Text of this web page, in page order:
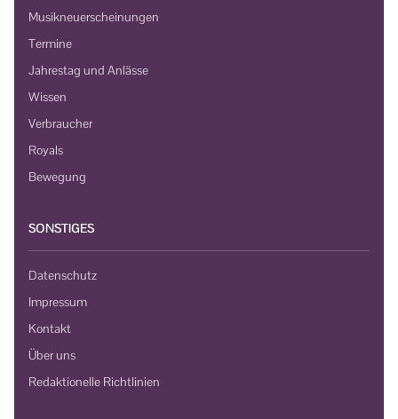
Musikneuerscheinungen
Termine
Jahrestag und Anlässe
Wissen
Verbraucher
Royals
Bewegung
SONSTIGES
Datenschutz
Impressum
Kontakt
Über uns
Redaktionelle Richtlinien